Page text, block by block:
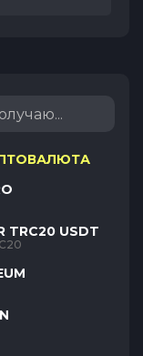
TRC20 USDT